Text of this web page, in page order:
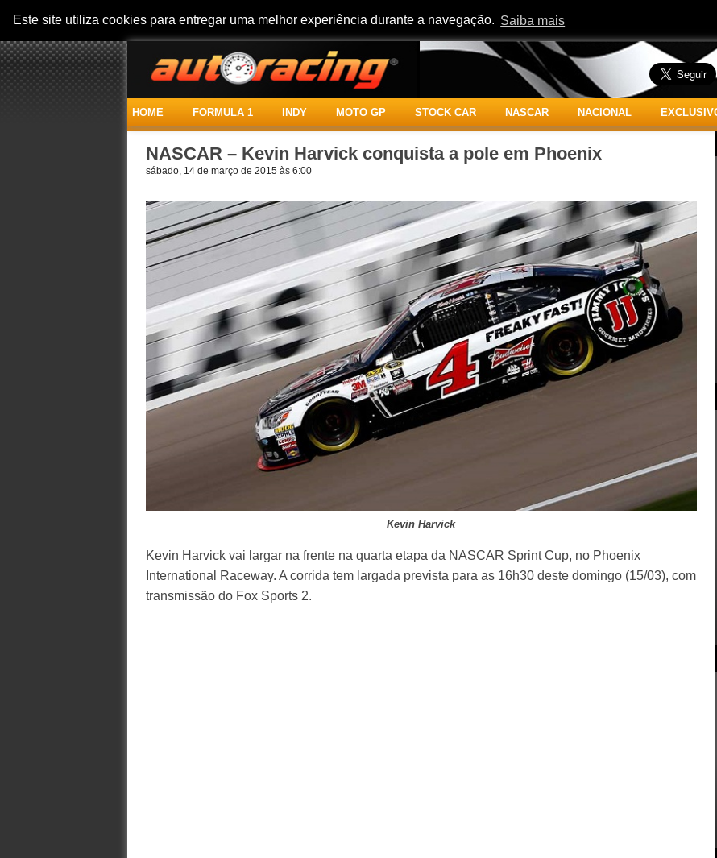
Este site utiliza cookies para entregar uma melhor experiência durante a navegação. Saiba mais
HOME FORMULA 1 INDY MOTO GP STOCK CAR NASCAR NACIONAL
NASCAR – Kevin Harvick conquista a pole em Phoenix
sábado, 14 de março de 2015 às 6:00
Kevin Harvick
Kevin Harvick vai largar na frente na quarta etapa da NASCAR Sprint Cup, no Phoenix
International Raceway. A corrida tem largada prevista para as 16h30 deste domingo (15/03), com
transmissão do Fox Sports 2.